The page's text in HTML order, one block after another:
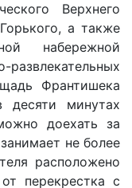
Верхнего
а также
набережной
Франтишека
десяти минутах
доехать за
не более
расположено
перекрестка с